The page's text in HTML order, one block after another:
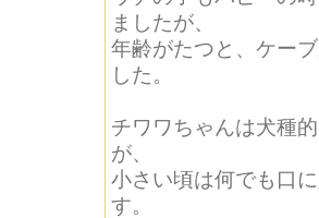
ましたが、
年齢がたつと、ケー
した。
チワワちゃんは犬種
が、
小さい頃は何でも口
す。